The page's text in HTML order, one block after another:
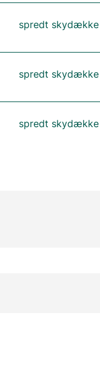
spredt skydække
spredt skydække
spredt skydække